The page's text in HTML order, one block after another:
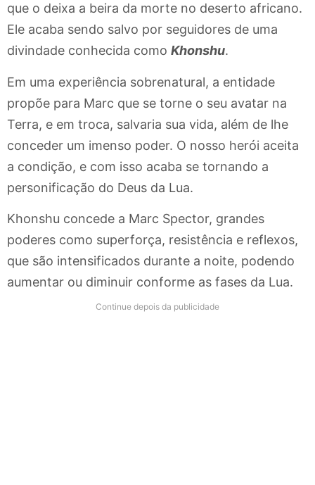
que o deixa a beira da morte no deserto africano.
Ele acaba sendo salvo por seguidores de uma
divindade conhecida como Khonshu.
Em uma experiência sobrenatural, a entidade
propõe para Marc que se torne o seu avatar na
Terra, e em troca, salvaria sua vida, além de lhe
conceder um imenso poder. O nosso herói aceita
a condição, e com isso acaba se tornando a
personificação do Deus da Lua.
Khonshu concede a Marc Spector, grandes
poderes como superforça, resistência e reflexos,
que são intensificados durante a noite, podendo
aumentar ou diminuir conforme as fases da Lua.
Continue depois da publicidade